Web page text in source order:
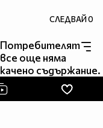
СЛЕДВАЙ0
Потребителят
все още няма
качено съдържание.